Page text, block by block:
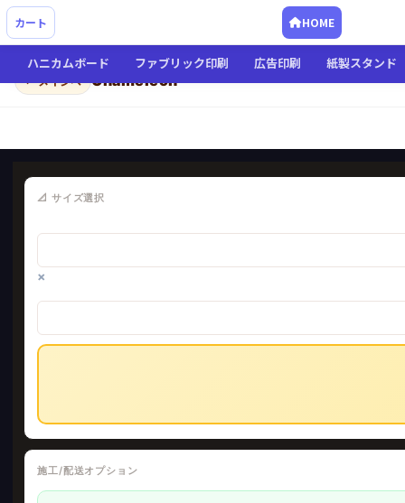
カート HOME
ハニカムボード ファブリック印刷 広告印刷 紙製スタンド
← メインへ Chameleon
📐 サイズ選択
×
施工/配送オプション